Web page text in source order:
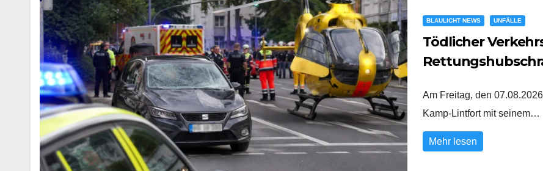
BLAULICHT NEWS UNFÄLLE
Tödlicher
Am Freitag, den
Kamp-Lintfort mit seinem…
Mehr lesen